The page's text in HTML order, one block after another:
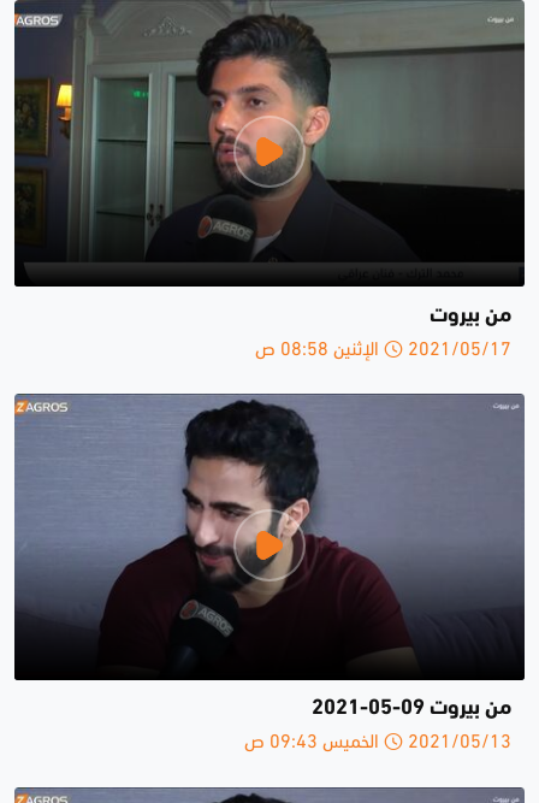
من بيروت
2021/05/17 الإثنين 08:58 ص
من بيروت 09-05-2021
2021/05/13 الخميس 09:43 ص